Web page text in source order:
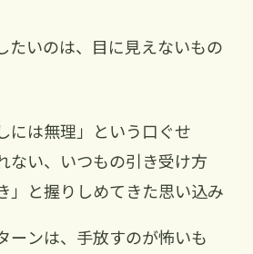
たいのは、目に見えないもの
には無理」という口ぐせ
ない、いつもの引き受け方
」と握りしめてきた思い込み
ーンは、手放すのが怖いも